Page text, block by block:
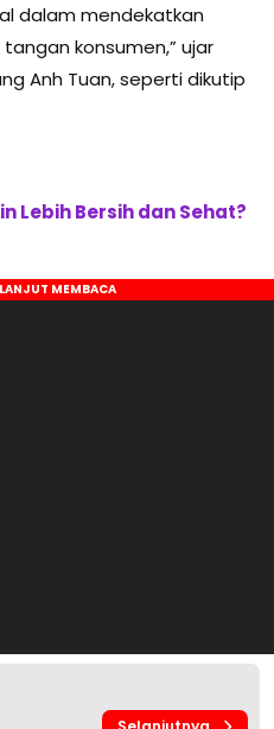
dalam mendekatkan
konsumen,” ujar
Anh Tuan, seperti dikutip
Lebih Bersih dan Sehat?